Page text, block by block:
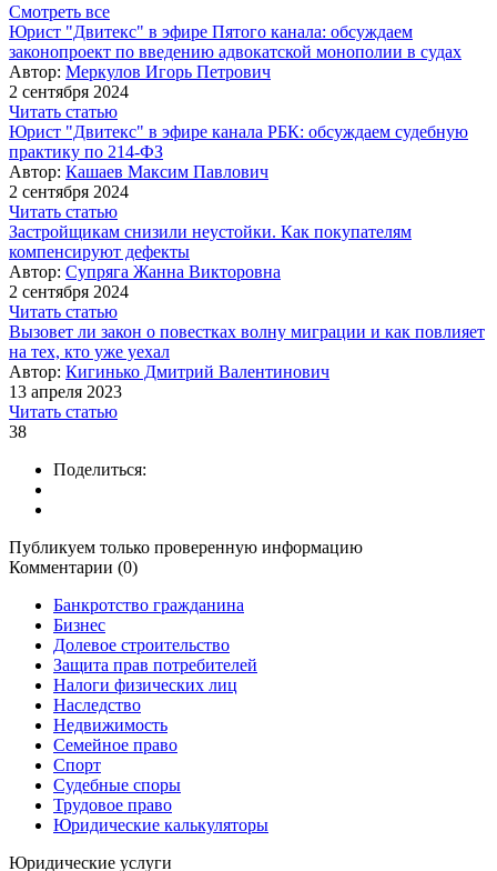
Смотреть все
Юрист "Двитекс" в эфире Пятого канала: обсуждаем
законопроект по введению адвокатской монополии в судах
Автор: Меркулов Игорь Петрович
2 сентября 2024
Читать статью
Юрист "Двитекс" в эфире канала РБК: обсуждаем судебную
практику по 214-ФЗ
Автор: Кашаев Максим Павлович
2 сентября 2024
Читать статью
Застройщикам снизили неустойки. Как покупателям
компенсируют дефекты
Автор: Супряга Жанна Викторовна
2 сентября 2024
Читать статью
Вызовет ли закон о повестках волну миграции и как повлияет
на тех, кто уже уехал
Автор: Кигинько Дмитрий Валентинович
13 апреля 2023
Читать статью
38
Поделиться:
Публикуем только проверенную информацию
Комментарии (0)
Банкротство гражданина
Бизнес
Долевое строительство
Защита прав потребителей
Налоги физических лиц
Наследство
Недвижимость
Семейное право
Спорт
Судебные споры
Трудовое право
Юридические калькуляторы
Юридические услуги